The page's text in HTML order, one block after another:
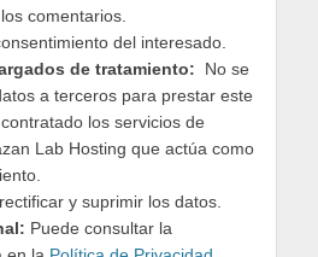
comentarios.
del interesado.
de tratamiento: No se
a terceros para prestar este
los servicios de
Lab Hosting que actúa como
y suprimir los datos.
Puede consultar la